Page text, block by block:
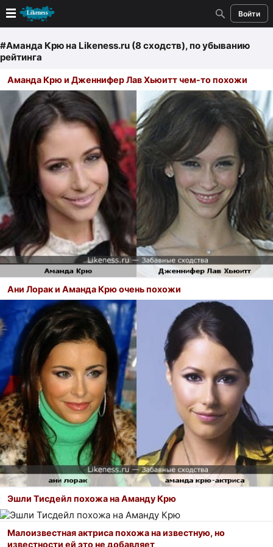
Войти
Новые
Лучшие
Голосование
Кандидаты
Случайное сходство 👍
Создать сходство
Для публикации необходима авторизация
Поиск
#Аманда Крюна Likeness.ru (8 сходств), по убыванию
рейтинга
Аманда Крю и Дженнифер Лав Хьюитт чем-то похожи
Ани Лорак и Аманда Крю очень похожи
Эшли Тисдейл похожа на Аманду Крю
Малоизвестная актриса похожа на известную, но
известности ей это не добавляет